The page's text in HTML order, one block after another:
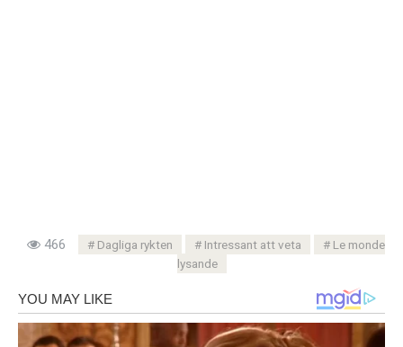
466 Dagliga rykten Intressant att veta
Le monde
lysande